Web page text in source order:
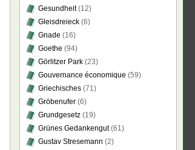
Gesundheit(12)
Gleisdreieck (6)
Gnade (16)
Goethe (94)
Görlitzer Park (23)
Gouvernance économique (59)
Griechisches (71)
Gröbenufer (6)
Grundgesetz (19)
Grünes Gedankengut(61)
Gustav Stresemann (2)